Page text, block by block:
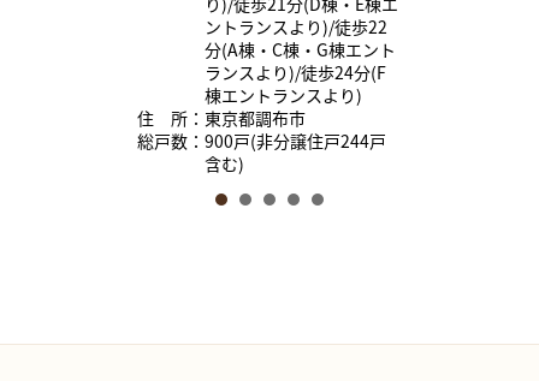
ントランスより)/徒歩22
分(A棟・C棟・G棟エント
ランスより)/徒歩24分(F
棟エントランスより)
住 所：東京都調布市
総戸数：900戸(非分譲住戸244戸
含む)